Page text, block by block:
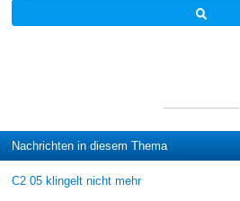
Nachrichten in diesem Thema
C2 05 klingelt nicht mehr